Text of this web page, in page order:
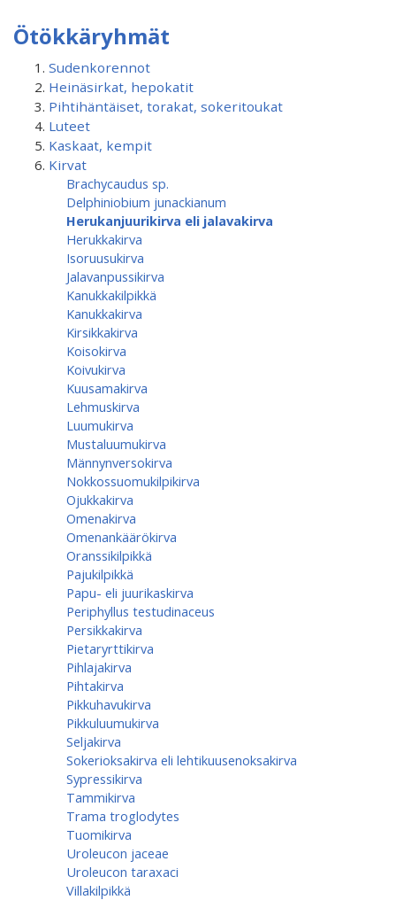
Ötökkäryhmät
Sudenkorennot
Heinäsirkat, hepokatit
Pihtihäntäiset, torakat, sokeritoukat
Luteet
Kaskaat, kempit
Kirvat
Brachycaudus sp.
Delphiniobium junackianum
Herukanjuurikirva eli jalavakirva
Herukkakirva
Isoruusukirva
Jalavanpussikirva
Kanukkakilpikkä
Kanukkakirva
Kirsikkakirva
Koisokirva
Koivukirva
Kuusamakirva
Lehmuskirva
Luumukirva
Mustaluumukirva
Männynversokirva
Nokkossuomukilpikirva
Ojukkakirva
Omenakirva
Omenankäärökirva
Oranssikilpikkä
Pajukilpikkä
Papu- eli juurikaskirva
Periphyllus testudinaceus
Persikkakirva
Pietaryrttikirva
Pihlajakirva
Pihtakirva
Pikkuhavukirva
Pikkuluumukirva
Seljakirva
Sokerioksakirva eli lehtikuusenoksakirva
Sypressikirva
Tammikirva
Trama troglodytes
Tuomikirva
Uroleucon jaceae
Uroleucon taraxaci
Villakilpikkä